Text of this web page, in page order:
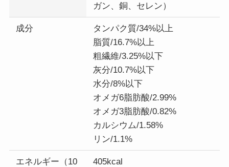
ガン、銅、セレン）
成分
タンパク質/34%以上
脂質/16.7%以上
粗繊維/3.25%以下
灰分/10.7%以下
水分/8%以下
オメガ6脂肪酸/2.99%
オメガ3脂肪酸/0.82%
カルシウム/1.58%
リン/1.1%
エネルギー（10
405kcal